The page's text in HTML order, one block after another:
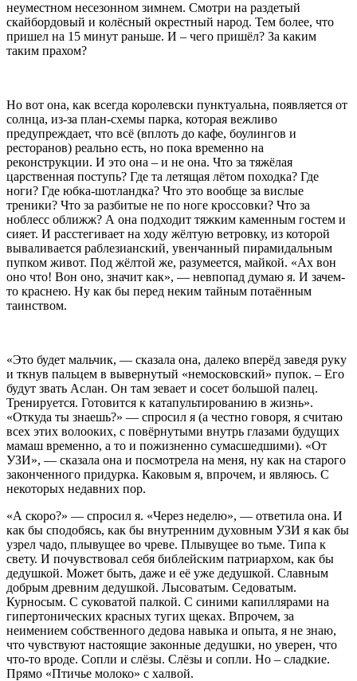
неуместном несезонном зимнем. Смотри на раздетый
скайбордовый и колёсный окрестный народ. Тем более, что
пришел на 15 минут раньше. И – чего пришёл? За каким
таким прахом?
Но вот она, как всегда королевски пунктуальна, появляется от
солнца, из-за план-схемы парка, которая вежливо
предупреждает, что всё (вплоть до кафе, боулингов и
ресторанов) реально есть, но пока временно на
реконструкции. И это она – и не она. Что за тяжёлая
царственная поступь? Где та летящая лётом походка? Где
ноги? Где юбка-шотландка? Что это вообще за вислые
треники? Что за разбитые не по ноге кроссовки? Что за
ноблесс оближж? А она подходит тяжким каменным гостем и
сияет. И расстегивает на ходу жёлтую ветровку, из которой
вываливается раблезианский, увенчанный пирамидальным
пупком живот. Под жёлтой же, разумеется, майкой. «Ах вон
оно что! Вон оно, значит как», — невпопад думаю я. И зачем-
то краснею. Ну как бы перед неким тайным потаённым
таинством.
«Это будет мальчик, — сказала она, далеко вперёд заведя руку
и ткнув пальцем в вывернутый «немосковский» пупок. – Его
будут звать Аслан. Он там зевает и сосет большой палец.
Тренируется. Готовится к катапультированию в жизнь».
«Откуда ты знаешь?» — спросил я (а честно говоря, я считаю
всех этих волооких, с повёрнутыми внутрь глазами будущих
мамаш временно, а то и пожизненно сумасшедшими). «От
УЗИ», — сказала она и посмотрела на меня, ну как на старого
законченного придурка. Каковым я, впрочем, и являюсь. С
некоторых недавних пор.
«А скоро?» — спросил я. «Через неделю», — ответила она. И
как бы сподобясь, как бы внутренним духовным УЗИ я как бы
узрел чадо, плывущее во чреве. Плывущее во тьме. Типа к
свету. И почувствовал себя библейским патриархом, как бы
дедушкой. Может быть, даже и её уже дедушкой. Славным
добрым древним дедушкой. Лысоватым. Седоватым.
Курносым. С суковатой палкой. С синими капиллярами на
гипертонических красных тугих щеках. Впрочем, за
неимением собственного дедова навыка и опыта, я не знаю,
что чувствуют настоящие законные дедушки, но уверен, что
что-то вроде. Сопли и слёзы. Слёзы и сопли. Но – сладкие.
Прямо «Птичье молоко» с халвой.